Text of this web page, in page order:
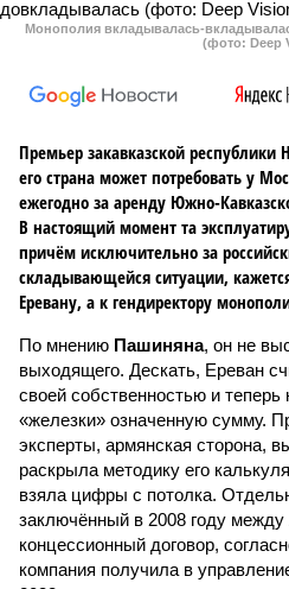
Монополия вкладывалась-
(фото: Deep
Премьер закавказской
его страна может потребовать у
ежегодно за аренду Южно-
В настоящий момент та
причём исключительно за
складывающейся ситуации,
Еревану, а к гендиректору
По мнению Пашиняна, он не
выходящего. Дескать, Ереван
своей собственностью и
«железки» означенную сумму.
эксперты, армянская сторона,
раскрыла методику его
взяла цифры с потолка.
заключённый в 2008 году
концессионный договор,
компания получила в